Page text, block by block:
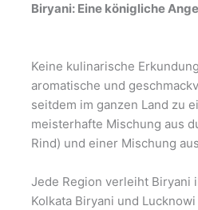
Biryani: Eine königliche
Keine kulinarische
aromatische und
seitdem im ganzen Land zu
meisterhafte Mischung aus
Rind) und einer Mischung
Jede Region verleiht Biryani
Kolkata Biryani und